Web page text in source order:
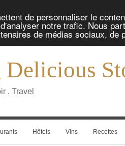
de personnaliser le
notre trafic. Nous
de médias sociaux, de
. Travel
Hôtels Vins Recettes